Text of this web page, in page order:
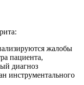
жалобы
пациента,
диагноз
инструментального